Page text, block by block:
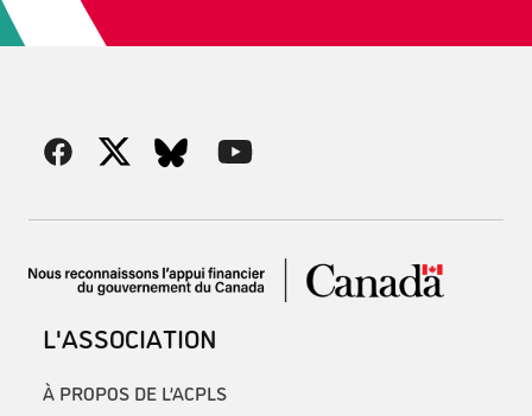
L'ASSOCIATION
À PROPOS DE L’ACPLS